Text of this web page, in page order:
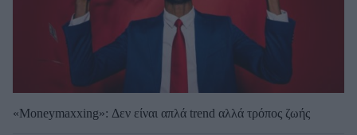
«Moneymaxxing»: Δεν είναι απλά trend αλλά τρόπος ζωής